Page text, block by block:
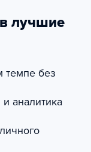
лучшие
темпе без
аналитика